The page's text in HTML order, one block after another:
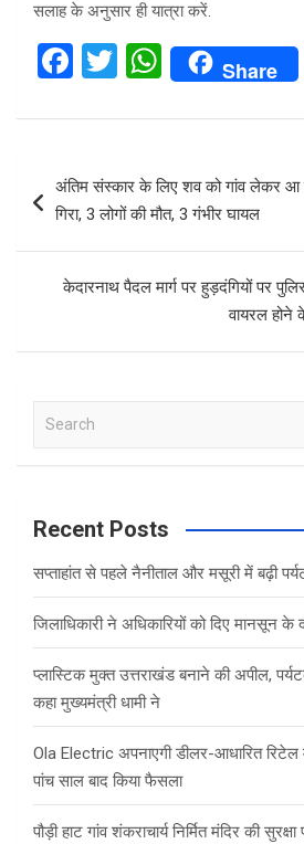
सलाह के अनुसार ही यात्रा करें.
F
ce
b
o
k
T
tt
er
W
at
s
A
p
Share
navigation
अंतिम संस्कार के लिए शव को गांव लेकर आ
गिरा, 3 लोगों की मौत, 3 गंभीर घायल
केदारनाथ पैदल मार्ग पर हुड़दंगियों पर
वायरल होने
a
c
Recent Posts
सप्ताहांत से पहले नैनीताल और मसूरी में बढ़ी
जिलाधिकारी ने अधिकारियों को दिए मानसून के
प्लास्टिक मुक्त उत्तराखंड बनाने की अपील,
कहा मुख्यमंत्री धामी ने
Ola Electric अपनाएगी डीलर-आधारित
पांच साल बाद किया फैसला
पौड़ी हाट गांव शंकराचार्य निर्मित मंदिर की